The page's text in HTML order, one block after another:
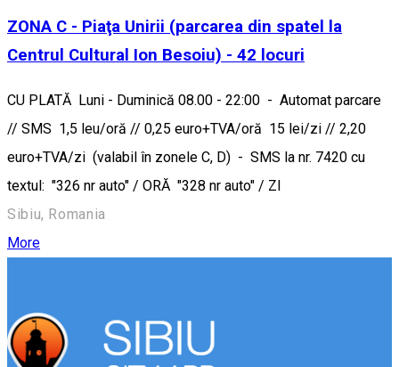
ZONA C - Piaţa Unirii (parcarea din spatel la
Centrul Cultural Ion Besoiu) - 42 locuri
CU PLATĂ Luni - Duminică 08.00 - 22:00 - Automat parcare
// SMS 1,5 leu/oră // 0,25 euro+TVA/oră 15 lei/zi // 2,20
euro+TVA/zi (valabil în zonele C, D) - SMS la nr. 7420 cu
textul: "326 nr auto" / ORĂ "328 nr auto" / ZI
Sibiu, Romania
More